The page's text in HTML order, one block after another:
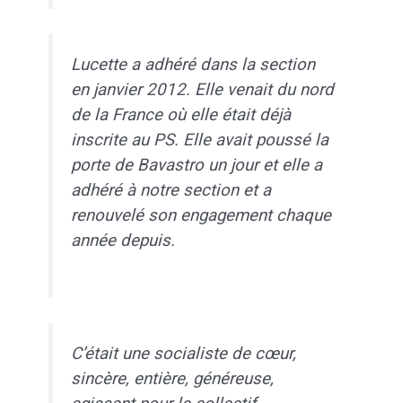
Lucette a adhéré dans la section
en janvier 2012. Elle venait du nord
de la France où elle était déjà
inscrite au PS. Elle avait poussé la
porte de Bavastro un jour et elle a
adhéré à notre section et a
renouvelé son engagement chaque
année depuis.
C’était une socialiste de cœur,
sincère, entière, généreuse,